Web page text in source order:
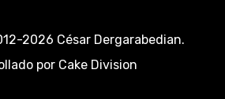
2026 César Dergarabedian.
porCake Division